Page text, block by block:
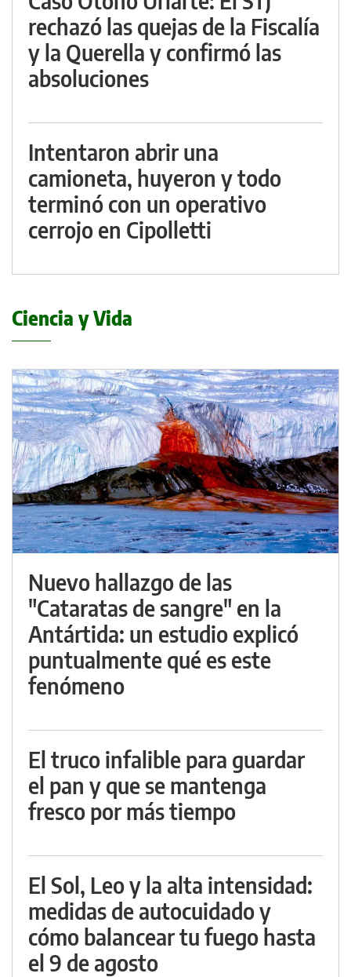
rechazó las quejas de la Fiscalía
y la Querella y confirmó las
absoluciones
Intentaron abrir una
camioneta, huyeron y todo
terminó con un operativo
cerrojo en Cipolletti
Ciencia y Vida
Nuevo hallazgo de las
"Cataratas de sangre" en la
Antártida: un estudio explicó
puntualmente qué es este
fenómeno
El truco infalible para guardar
el pan y que se mantenga
fresco por más tiempo
El Sol, Leo y la alta intensidad:
medidas de autocuidado y
cómo balancear tu fuego hasta
el 9 de agosto